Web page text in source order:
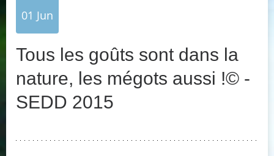
01 Jun
Tous les goûts sont dans la
nature, les mégots aussi !© -
SEDD 2015